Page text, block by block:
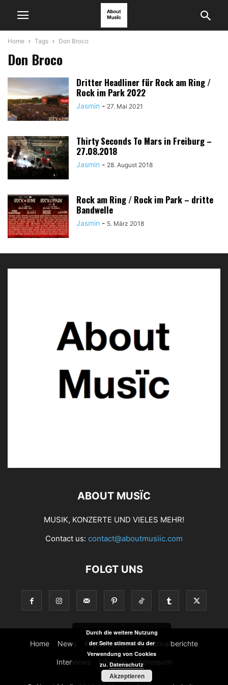
Home Tags Don Broco
Don Broco
Dritter Headliner für Rock am Ring /
Rock im Park 2022
Jasmin - 27. Mai 2021
Thirty Seconds To Mars in Freiburg –
27.08.2018
Jasmin - 28. August 2018
Rock am Ring / Rock im Park – dritte
Bandwelle
Jasmin - 5. März 2018
ABOUT MUSÏC
MUSIK, KONZERTE UND VIELES MEHR!
Contact us: contact@aboutmusiic.com
FOLGT UNS
Home News Konzertberichte Festivalberichte
Interviews Lifestyle Impressum
Durch die weitere Nutzung
der Seite stimmst du der
Verwendung von Cookies
zu.Datenschutz
Akzeptieren